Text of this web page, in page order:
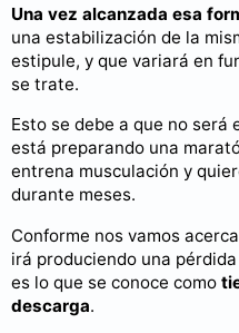
Una vez alcanzada esa
una estabilización de la
estipule, y que variará en
se trate.
Esto se debe a que no será
está preparando una
entrena musculación y
durante meses.
Conforme nos vamos
irá produciendo una
es lo que se conoce como
descarga.